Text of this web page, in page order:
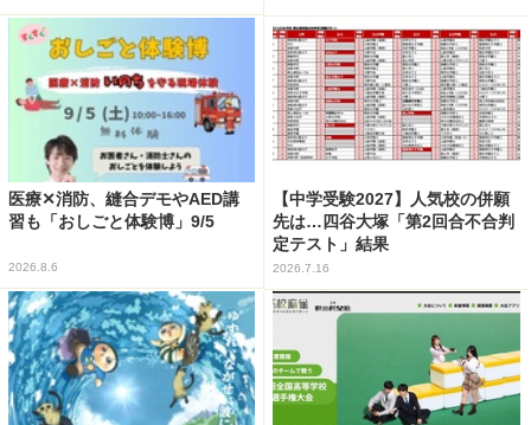
医療✕消防、縫合デモやAED講
習も「おしごと体験博」9/5
2026.8.6
【中学受験2027】人気校の併願
先は…四谷大塚「第2回合不合判
定テスト」結果
2026.7.16